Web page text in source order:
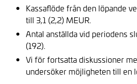
Kassaflöde från den löpande
till 3,1 (2,2) MEUR.
Antal anställda vid periodens
(192).
Vi för fortsatta diskussioner
undersöker möjligheten till en